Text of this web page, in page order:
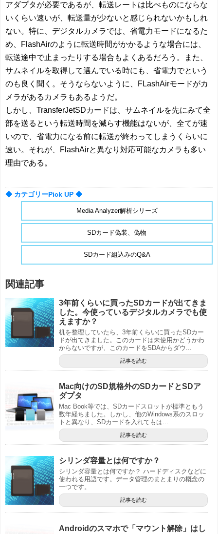
アダプタが必要であるが、転送レートは比べものにならな
いくらい速いが、転送量が少ないと感じられないかもしれ
ない。特に、デジタルカメラでは、省電力モードになるた
め、FlashAirのように転送時間がかかるような場合には、
転送途中で止まったりする場合もよくあるだろう。また、
サムネイルを取得して選んでいる時にも、省電力でという
のも良く聞く。そうならないように、FLashAirモードがカ
メラがあるカメラもあるようだ。
しかし、TransferJetSDカードは、サムネイルを先にみて全
部を送るという転送時間を減らす機能はないが、全てが速
いので、省電力になる前に転送が終わってしまうくらいに
速い。それが、FlashAirと異なり対応可能なカメラも多い
理由である。
◆ カテゴリーPick UP ◆
Media Analyzer解析シリーズ
SDカード偽装、偽物
SDカード組込みのQ&A
関連記事
3年前くらいに買ったSDカードが出てきま
した。今使っているデジタルカメラでも使
えますか？
机を整理していたら、3年前くらいに買ったSDカー
ドが出てきました。このカードは未使用かどうかわ
からないですが、このカードをSDAからダウ...
記事を読む
Mac向けのSD規格外のSDカードとSDア
ダプタ
Mac Book等では、SDカードスロットが標準ともう
数年経ちました。しかし、他のWindows系のスロッ
トと異なり、SDカードを入れてもは...
記事を読む
シリンダ容量とは何ですか？
シリンダ容量とは何ですか？ ハードディスクなどに
使われる用語です。データ管理のまとまりの概念の
一つです。
記事を読む
Androidのスマホで「マウント解除」はし